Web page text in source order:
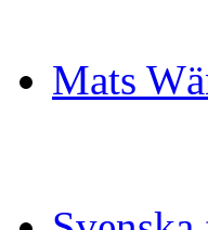
Mats